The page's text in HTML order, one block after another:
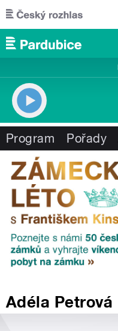
Přejít k hlavnímu obsahu
Program Pořady
Adéla Petrová